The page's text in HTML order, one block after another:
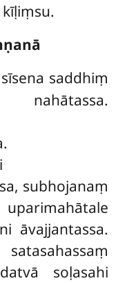
saddhiṃ
subhojanaṃ
āvajjantassa.
soḷasahi